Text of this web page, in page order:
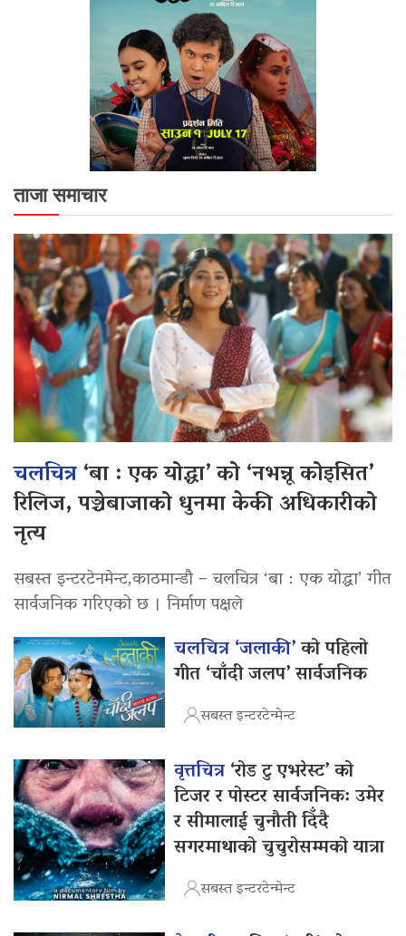
ताजा समाचार
चलचित्र‘बा : एक योद्धा’ को ‘नभन्नू कोइसित’
रिलिज, पञ्चेबाजाको धुनमा केकी अधिकारीको
नृत्य
सबस्त इन्टरटेनमेन्ट,काठमान्डौ – चलचित्र ‘बा : एक योद्धा’ गीत
सार्वजनिक गरिएको छ । निर्माण पक्षले
चलचित्र ‘जलाकी’को पहिलो
गीत ‘चाँदी जलप’ सार्वजनिक
सबस्त इन्टरटेन्मेन्ट
वृत्तचित्र‘रोड टु एभरेस्ट’ को
टिजर र पोस्टर सार्वजनिक: उमेर
र सीमालाई चुनौती दिँदै
सगरमाथाको चुचुरोसम्मको यात्रा
सबस्त इन्टरटेन्मेन्ट